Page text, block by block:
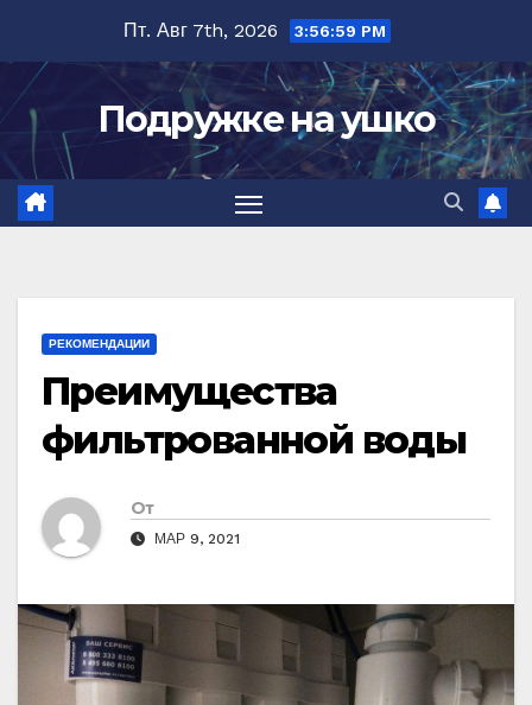
содержимому
Пт. Авг 7th, 2026 3:57:00 PM
Подружке на ушко
РЕКОМЕНДАЦИИ
Преимущества
фильтрованной воды
От
МАР 9, 2021